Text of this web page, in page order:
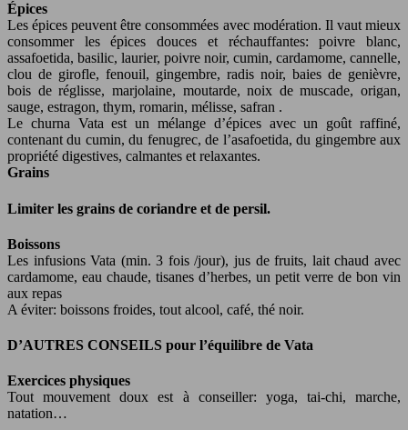
Épices
Les épices peuvent être consommées avec modération. Il vaut mieux
consommer les épices douces et réchauffantes: poivre blanc,
assafoetida, basilic, laurier, poivre noir, cumin, cardamome, cannelle,
clou de girofle, fenouil, gingembre, radis noir, baies de genièvre,
bois de réglisse, marjolaine, moutarde, noix de muscade, origan,
sauge, estragon, thym, romarin, mélisse, safran .
Le churna Vata est un mélange d’épices avec un goût raffiné,
contenant du cumin, du fenugrec, de l’asafoetida, du gingembre aux
propriété digestives, calmantes et relaxantes.
Grains
Limiter les grains de coriandre et de persil.
Boissons
Les infusions Vata (min. 3 fois /jour), jus de fruits, lait chaud avec
cardamome, eau chaude, tisanes d’herbes, un petit verre de bon vin
aux repas
A éviter: boissons froides, tout alcool, café, thé noir.
D’AUTRES CONSEILS pour l’équilibre de Vata
Exercices physiques
Tout mouvement doux est à conseiller: yoga, tai-chi, marche,
natation…